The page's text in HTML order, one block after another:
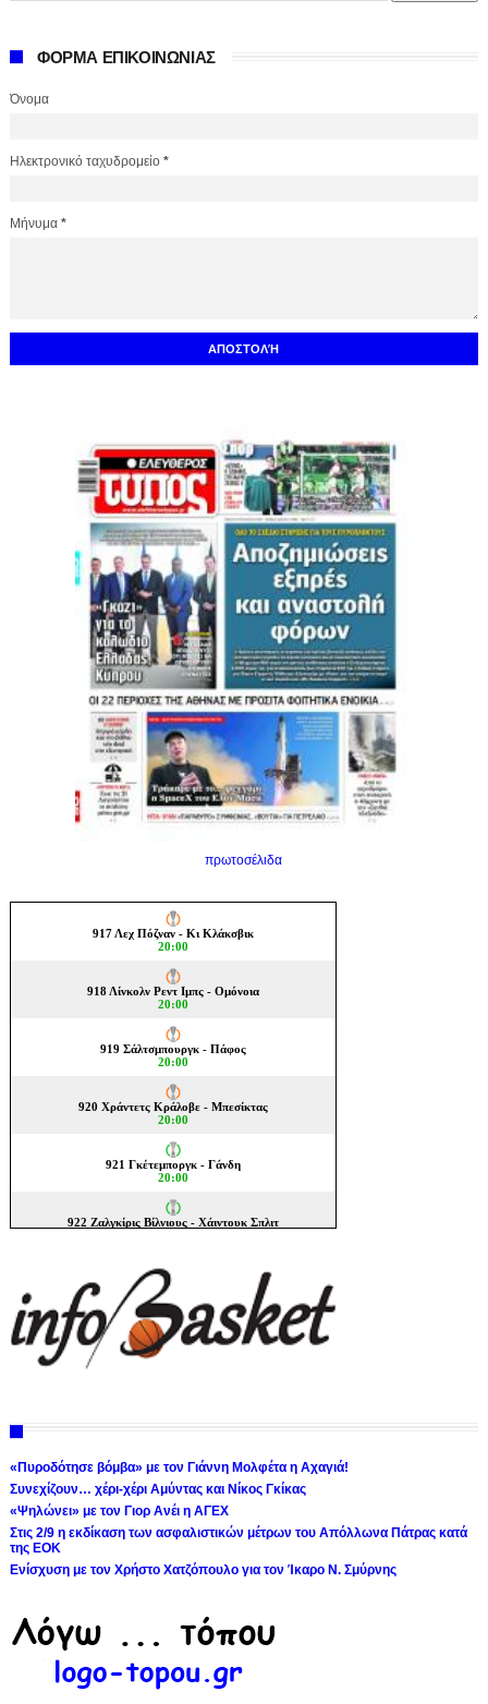
ΦΟΡΜΑ ΕΠΙΚΟΙΝΩΝΙΑΣ
Όνομα
Ηλεκτρονικό ταχυδρομείο *
Μήνυμα *
πρωτοσέλιδα
«Πυροδότησε βόμβα» με τον Γιάννη Μολφέτα η Αχαγιά!
Συνεχίζουν… χέρι-χέρι Αμύντας και Νίκος Γκίκας
«Ψηλώνει» με τον Γιορ Ανέι η ΑΓΕΧ
Στις 2/9 η εκδίκαση των ασφαλιστικών μέτρων του Απόλλωνα Πάτρας κατά
της ΕΟΚ
Ενίσχυση με τον Χρήστο Χατζόπουλο για τον Ίκαρο Ν. Σμύρνης